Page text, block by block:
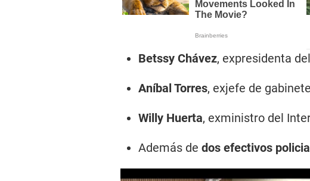
Betssy Chávez, expresidenta
Aníbal Torres, exjefe de
Willy Huerta, exministro del
Además de dos efectivos